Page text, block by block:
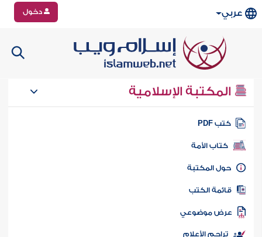
عربي دخول
المكتبة الإسلامية
كتب PDF
كتاب الأمة
المكتبة
الكتب